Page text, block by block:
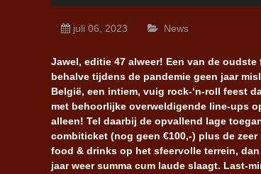
juli 06, 2023 News
Jawel, editie 47 alweer! Een van de
behalve tijdens de pandemie geen jaar
België, een intiem, vuig rock-‘n-roll feest
met behoorlijke overweldigende line-ups
alleen! Tel daarbij de opvallend lage
combiticket (nog geen €100,-) plus de
food & drinks op het sfeervolle terrein,
jaar weer summa cum laude slaagt. Last-